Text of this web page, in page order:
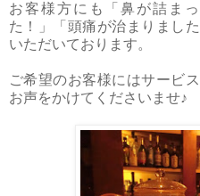
お客様方にも「鼻が詰ま
た！」「頭痛が治まりまし
いただいております。
ご希望のお客様にはサービ
お声をかけてくださいませ♪